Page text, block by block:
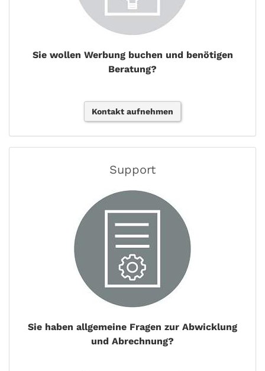
Sie wollen Werbung buchen und benötigen
Beratung?
Kontakt aufnehmen
Support
Sie haben allgemeine Fragen zur Abwicklung
und Abrechnung?